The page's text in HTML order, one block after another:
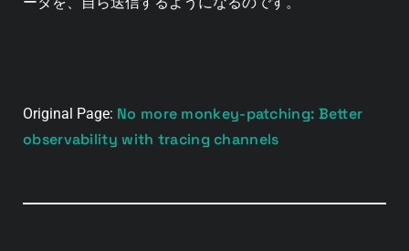
Original Page: No more monkey-patching: Better
observability with tracing channels